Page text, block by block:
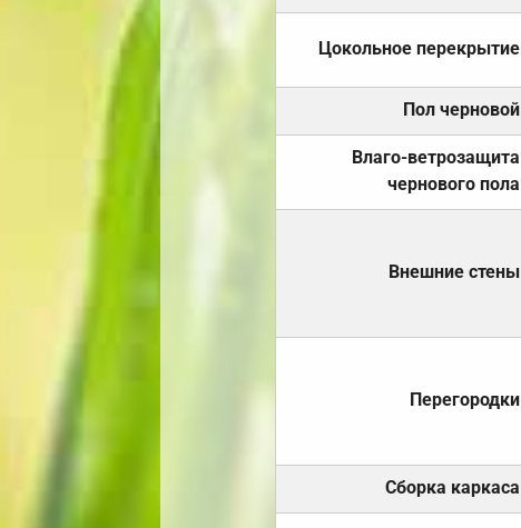
Цокольное перекрытие
Пол черновой
Влаго-ветрозащита
чернового пола
Внешние стены
Перегородки
Сборка каркаса